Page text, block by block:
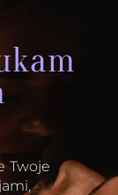
Twoje